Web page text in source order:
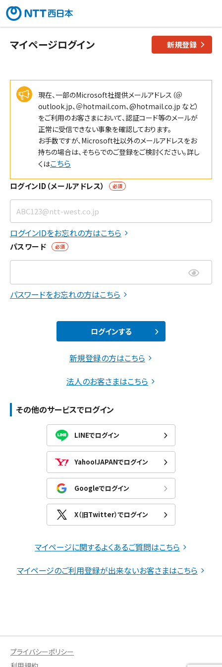
マイページログイン 新規登録
現在、一部のMicrosoft社提供メールアドレス（＠
outlook.jp、＠hotmail.com、@hotmail.co.jp など）
をご利用のお客さまにおいて、認証コード等のメールが
正常に受信できない事象を確認しております。
お手数ですが、Microsoft社以外のメールアドレスをお
持ちの場合は、そちらでのご登録をご検討ください。詳し
くはこちら
ログインID（メールアドレス） 必須
ログインIDをお忘れの方はこちら
パスワード 必須
パスワードをお忘れの方はこちら
ログインする
新規登録の方はこちら
法人のお客さまはこちら
その他のサービスでログイン
LINEでログイン
Yahoo!JAPANでログイン
Googleでログイン
X（旧Twitter）でログイン
マイページに関するよくあるご質問はこちら
マイページのご利用登録が出来ないお客さまはこちら
プライバシーポリシー